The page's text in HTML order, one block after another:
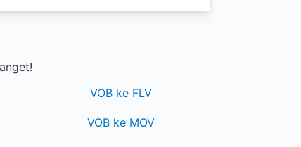
VOB ke FLV
VOB ke MOV